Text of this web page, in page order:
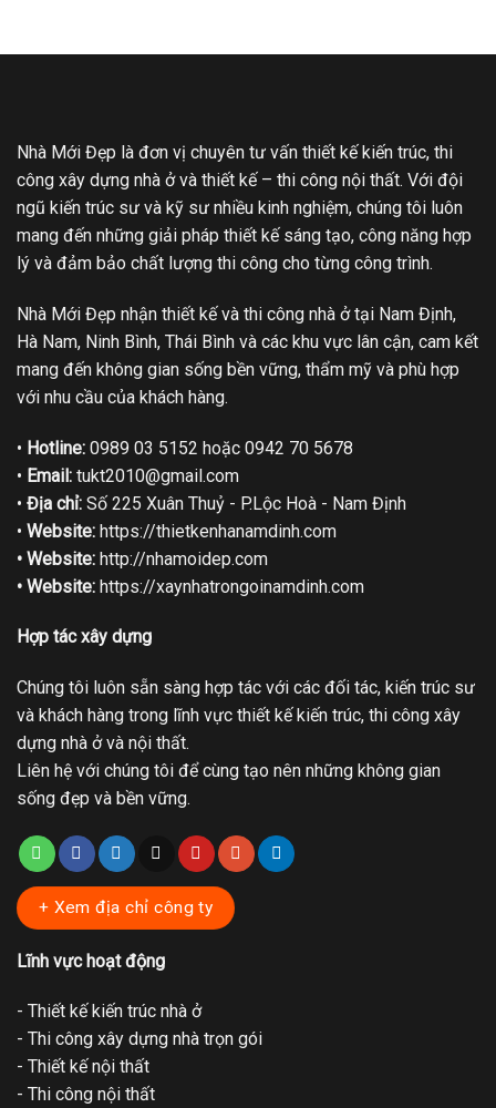
Nhà Mới Đẹp là đơn vị chuyên tư vấn thiết kế kiến trúc, thi
công xây dựng nhà ở và thiết kế – thi công nội thất. Với đội
ngũ kiến trúc sư và kỹ sư nhiều kinh nghiệm, chúng tôi luôn
mang đến những giải pháp thiết kế sáng tạo, công năng hợp
lý và đảm bảo chất lượng thi công cho từng công trình.
Nhà Mới Đẹp nhận thiết kế và thi công nhà ở tại Nam Định,
Hà Nam, Ninh Bình, Thái Bình và các khu vực lân cận, cam kết
mang đến không gian sống bền vững, thẩm mỹ và phù hợp
với nhu cầu của khách hàng.
• Hotline: 0989 03 5152 hoặc 0942 70 5678
• Email: tukt2010@gmail.com
• Địa chỉ: Số 225 Xuân Thuỷ - P.Lộc Hoà - Nam Định
• Website: https://thietkenhanamdinh.com
• Website: http://nhamoidep.com
• Website: https://xaynhatrongoinamdinh.com
Hợp tác xây dựng
Chúng tôi luôn sẵn sàng hợp tác với các đối tác, kiến trúc sư
và khách hàng trong lĩnh vực thiết kế kiến trúc, thi công xây
dựng nhà ở và nội thất.
Liên hệ với chúng tôi để cùng tạo nên những không gian
sống đẹp và bền vững.
+ Xem địa chỉ công ty
Lĩnh vực hoạt động
- Thiết kế kiến trúc nhà ở
- Thi công xây dựng nhà trọn gói
- Thiết kế nội thất
- Thi công nội thất